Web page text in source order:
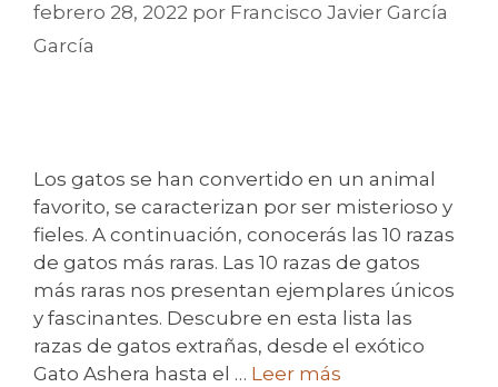
febrero 28, 2022 por Francisco Javier García
García
Los gatos se han convertido en un animal
favorito, se caracterizan por ser misterioso y
fieles. A continuación, conocerás las 10 razas
de gatos más raras. Las 10 razas de gatos
más raras nos presentan ejemplares únicos
y fascinantes. Descubre en esta lista las
razas de gatos extrañas, desde el exótico
Gato Ashera hasta el … Leer más